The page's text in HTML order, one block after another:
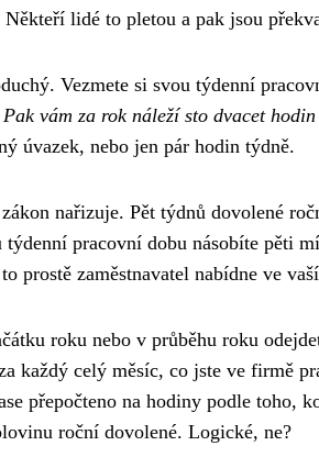
lidé to pletou a pak jsou
Vezmete si svou týdenní
vám za rok náleží sto dvacet
úvazek, nebo jen pár hodin týdně.
nařizuje. Pět týdnů dovolené
pracovní dobu násobíte pěti
prostě zaměstnavatel nabídne ve
roku nebo v průběhu roku
každý celý měsíc, co jste ve firmě
přepočteno na hodiny podle toho,
roční dovolené. Logické, ne?